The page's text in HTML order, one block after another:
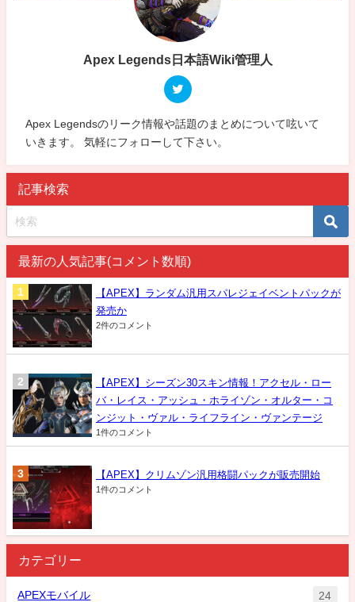
Apex Legends日本語Wiki管理人
Apex Legendsのリーク情報や話題のまとめについて呟いて
いきます。 気軽にフォローして下さい。
記事検索
最新の人気記事(コメント数順)
【APEX】ランダム汎用スパレジェイベントパックが
発売か
2件のコメント
【APEX】シーズン30スキン情報！アクセル・ロー
バ・レイス・アッシュ・ホライゾン・オルター・コ
ンジット・ヴァル・ライフライン・ヴァンテージ
1件のコメント
【APEX】クリムゾン汎用格闘パックが販売開始
1件のコメント
カテゴリー
APEXモバイル 24